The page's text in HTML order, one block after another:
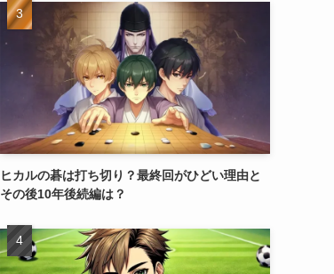
ヒカルの碁は打ち切り？最終回がひどい理由と
その後10年後続編は？